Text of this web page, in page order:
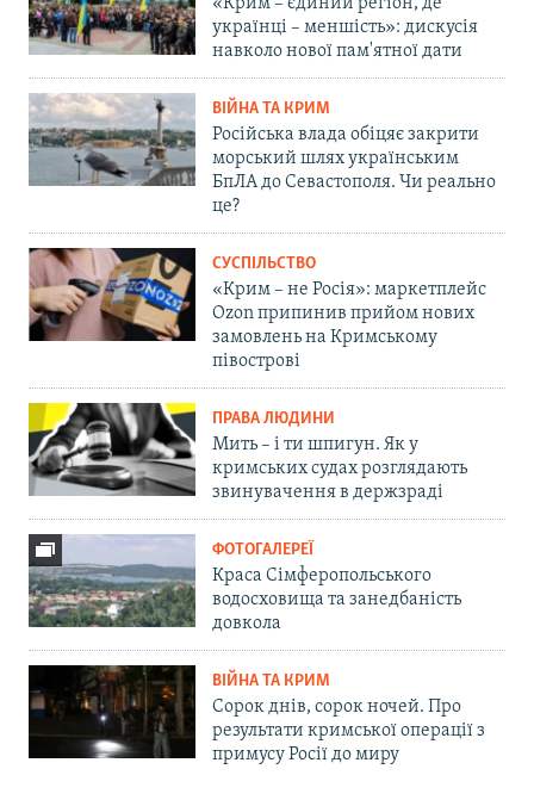
українці – меншість»: дискусія
навколо нової пам'ятної дати
ВІЙНА ТА КРИМ
Російська влада обіцяє закрити
морський шлях українським
БпЛА до Севастополя. Чи реально
це?
СУСПІЛЬСТВО
«Крим – не Росія»: маркетплейс
Ozon припинив прийом нових
замовлень на Кримському
півострові
ПРАВА ЛЮДИНИ
Мить – і ти шпигун. Як у
кримських судах розглядають
звинувачення в держзраді
ФОТОГАЛЕРЕЇ
Краса Сімферопольського
водосховища та занедбаність
довкола
ВІЙНА ТА КРИМ
Сорок днів, сорок ночей. Про
результати кримської операції з
примусу Росії до миру